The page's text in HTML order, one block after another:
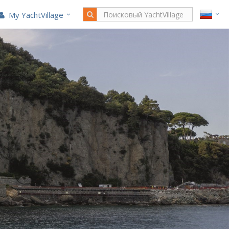
My YachtVillage